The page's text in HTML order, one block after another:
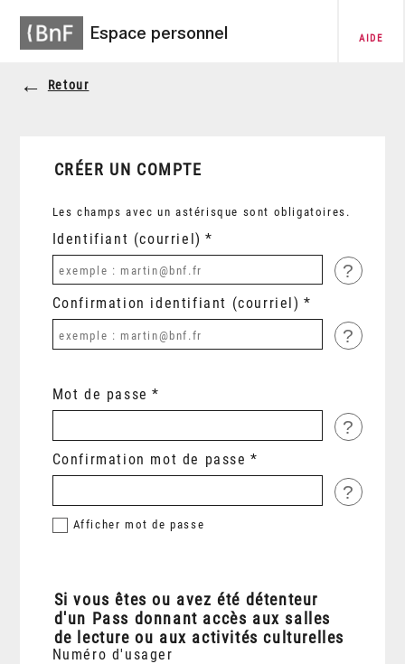
Espace personnel AIDE
Retour
CRÉER UN COMPTE
Les champs avec un astérisque sont obligatoires.
Identifiant (courriel)
?
Confirmation identifiant (courriel)
?
Mot de passe
?
Confirmation mot de passe
?
Afficher mot de passe
Si vous êtes ou avez été détenteur
d'un Pass donnant accès aux salles
de lecture ou aux activités culturelles
Numéro d'usager